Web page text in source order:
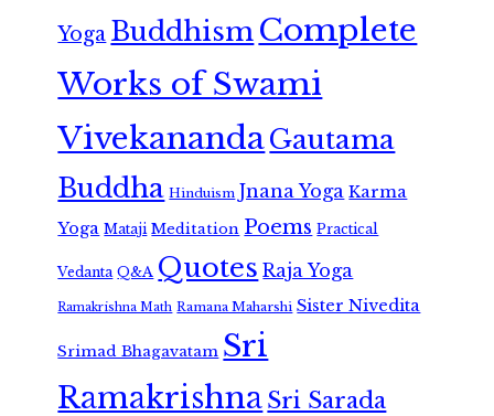
Yoga Buddhism Complete
Works of Swami
VivekanandaGautama
Buddha Hinduism Jnana Yoga Karma
Yoga Mataji Meditation Poems Practical
Vedanta Q&A Quotes Raja Yoga
Ramakrishna Math Ramana Maharshi Sister Nivedita
Srimad Bhagavatam Sri
RamakrishnaSri Sarada